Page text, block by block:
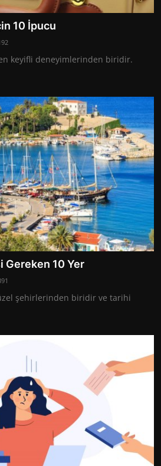
10 İpucu
keyifli deneyimlerinden biridir.
Gereken 10 Yer
şehirlerinden biridir ve tarihi